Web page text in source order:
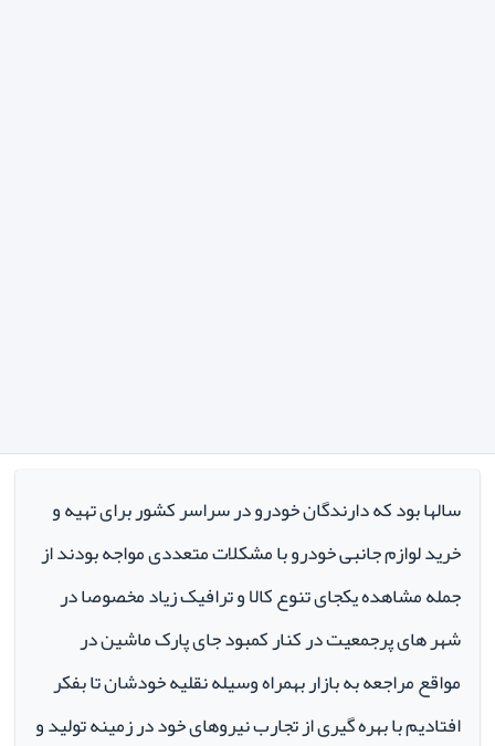
سالها بود که دارندگان خودرو در سراسر کشور برای تهیه و
خرید لوازم جانبی خودرو با مشکلات متعددی مواجه بودند از
جمله مشاهده یکجای تنوع کالا و ترافیک زیاد مخصوصا در
شهر های پرجمعیت در کنار کمبود جای پارک ماشین در
مواقع مراجعه به بازار بهمراه وسیله نقلیه خودشان تا بفکر
افتادیم با بهره گیری از تجارب نیروهای خود در زمینه تولید و